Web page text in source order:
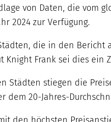
von Daten, die vom
2024 zur Verfügung.
die in den
Knight Frank sei dies
Städten stiegen die
dem 20-Jahres-